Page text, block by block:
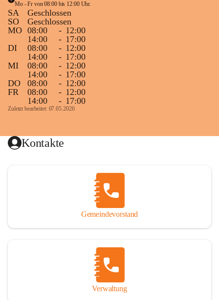
Mo - Fr von 08:00 bis 12:00 Uhr.
SA
Geschlossen
SO
Geschlossen
MO 08:00 - 12:00
14:00
- 17:00
DI
08:00 - 12:00
14:00
- 17:00
MI
08:00 - 12:00
14:00
- 17:00
DO
08:00 - 12:00
FR
08:00 - 12:00
14:00
- 17:00
Zuletzt bearbeitet: 07.05.2026
Kontakte
Gemeindevorstand
Verwaltung